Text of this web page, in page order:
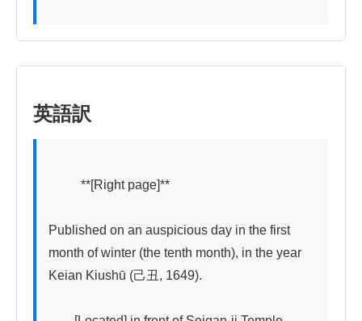
英語訳
Published on an auspicious day in the first
month of winter (the tenth month), in the year
Keian Kiushū (己丑, 1649).